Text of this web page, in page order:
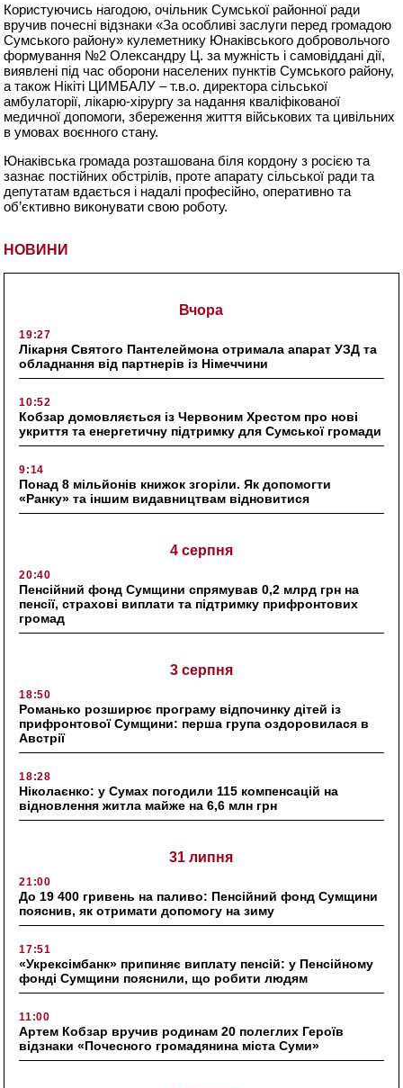
НОВИНИ
Вчора
19:27
Лікарня Святого Пантелеймона отримала апарат УЗД та
обладнання від партнерів із Німеччини
10:52
Кобзар домовляється із Червоним Хрестом про нові
укриття та енергетичну підтримку для Сумської громади
9:14
Понад 8 мільйонів книжок згоріли. Як допомогти
«Ранку» та іншим видавництвам відновитися
4 серпня
20:40
Пенсійний фонд Сумщини спрямував 0,2 млрд грн на
пенсії, страхові виплати та підтримку прифронтових
громад
3 серпня
18:50
Романько розширює програму відпочинку дітей із
прифронтової Сумщини: перша група оздоровилася в
Австрії
18:28
Ніколаєнко: у Сумах погодили 115 компенсацій на
відновлення житла майже на 6,6 млн грн
31 липня
21:00
До 19 400 гривень на паливо: Пенсійний фонд Сумщини
пояснив, як отримати допомогу на зиму
17:51
«Укрексімбанк» припиняє виплату пенсій: у Пенсійному
фонді Сумщини пояснили, що робити людям
11:00
Артем Кобзар вручив родинам 20 полеглих Героїв
відзнаки «Почесного громадянина міста Суми»
Користуючись нагодою, очільник Сумської районної ради
вручив почесні відзнаки «За особливі заслуги перед громадою
Сумського району» кулеметнику Юнаківського добровольчого
формування №2 Олександру Ц. за мужність і самовіддані дії,
виявлені під час оборони населених пунктів Сумського району,
а також Нікіті ЦИМБАЛУ – т.в.о. директора сільської
амбулаторії, лікарю-хірургу за надання кваліфікованої
медичної допомоги, збереження життя військових та цивільних
в умовах воєнного стану.
Юнаківська громада розташована біля кордону з росією та
зазнає постійних обстрілів, проте апарату сільської ради та
депутатам вдається і надалі професійно, оперативно та
об’єктивно виконувати свою роботу.